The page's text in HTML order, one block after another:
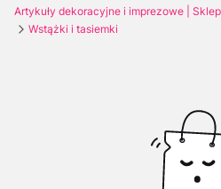
Artykuły dekoracyjne i imprezowe |
Wstążki i tasiemki